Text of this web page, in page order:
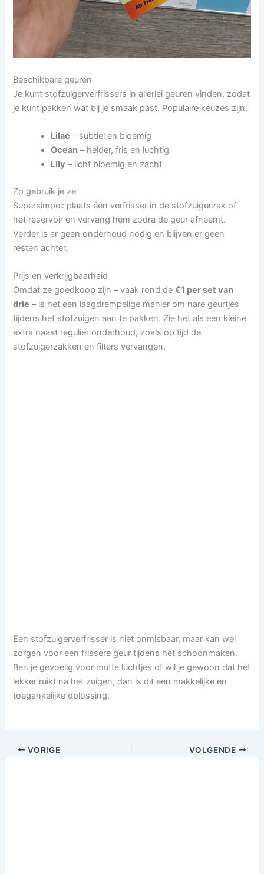
Beschikbare geuren
Je kunt stofzuigerverfrissers in allerlei geuren vinden, zodat
je kunt pakken wat bij je smaak past. Populaire keuzes zijn:
Lilac – subtiel en bloemig
Ocean – helder, fris en luchtig
Lily – licht bloemig en zacht
Zo gebruik je ze
Supersimpel: plaats één verfrisser in de stofzuigerzak of
het reservoir en vervang hem zodra de geur afneemt.
Verder is er geen onderhoud nodig en blijven er geen
resten achter.
Prijs en verkrijgbaarheid
Omdat ze goedkoop zijn – vaak rond de€1 per set van
drie – is het een laagdrempelige manier om nare geurtjes
tijdens het stofzuigen aan te pakken. Zie het als een kleine
extra naast regulier onderhoud, zoals op tijd de
stofzuigerzakken en filters vervangen.
Een stofzuigerverfrisser is niet onmisbaar, maar kan wel
zorgen voor een frissere geur tijdens het schoonmaken.
Ben je gevoelig voor muffe luchtjes of wil je gewoon dat het
lekker ruikt na het zuigen, dan is dit een makkelijke en
toegankelijke oplossing.
VORIGE VOLGENDE